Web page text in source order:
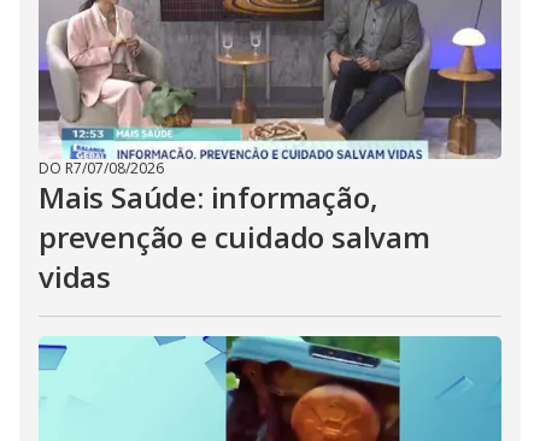
DO R7/07/08/2026
Mais Saúde: informação,
prevenção e cuidado salvam
vidas